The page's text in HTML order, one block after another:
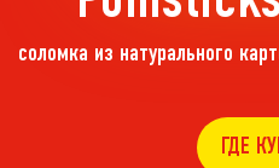
соломка из натурального
ГДЕ